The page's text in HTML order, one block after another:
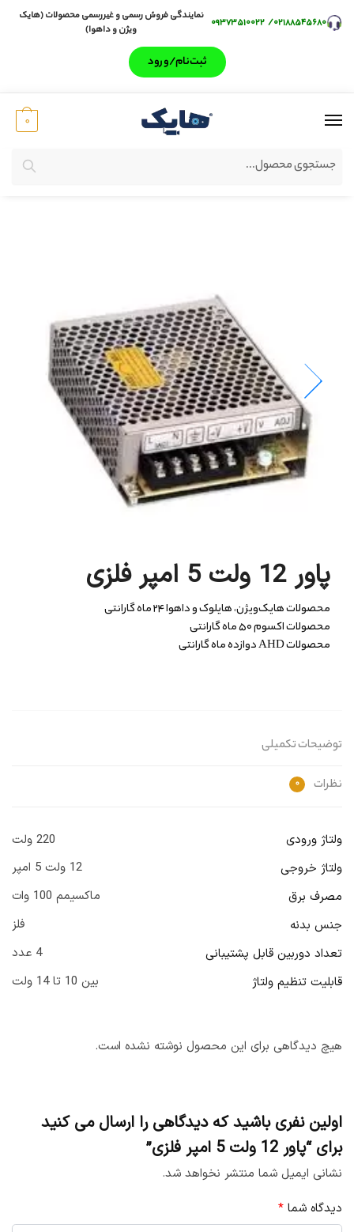
۰۲۱۸۸۵۴۵۶۸۰/ ۰۹۳۷۳۵۱۰۰۲۲
نمایندگی فروش رسمی و غیررسمی محصولات (هایک
ویژن و داهوا)
ثبت‌‌نام/ورود
جستجو
0
پاور 12 ولت 5 امپر فلزی
محصولات هایک‌ویژن، هایلوک و داهوا ۲۴ ماه گارانتی
محصولات اکسوم ۵۰ ماه گارانتی
محصولات AHD دوازده ماه گارانتی
توضیحات تکمیلی
نظرات 0
ولتاژ ورودی
220 ولت
ولتاژ خروجی
12 ولت 5 امپر
مصرف برق
ماکسیمم 100 وات
جنس بدنه
فلز
تعداد دوربین قابل پشتیبانی
4 عدد
قابلیت تنظیم ولتاژ
بین 10 تا 14 ولت
هیچ دیدگاهی برای این محصول نوشته نشده است.
اولین نفری باشید که دیدگاهی را ارسال می کنید
برای “پاور 12 ولت 5 امپر فلزی”
نشانی ایمیل شما منتشر نخواهد شد.
دیدگاه شما *